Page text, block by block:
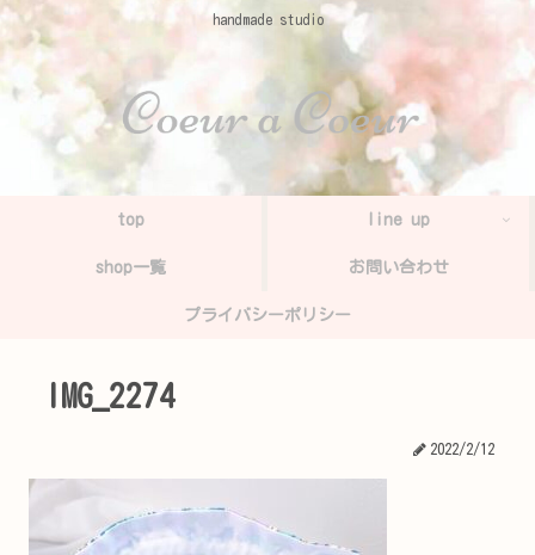
handmade studio
top line up
shop一覧 お問い合わせ
プライバシーポリシー
IMG_2274
2022/2/12